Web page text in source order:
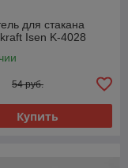
для стакана
Isen K-4028
54 руб.
Купить